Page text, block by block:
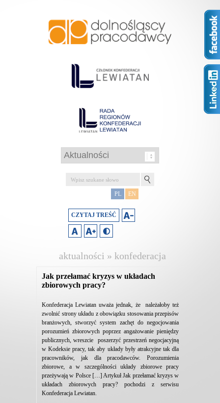
PL EN
CZYTAJ TREŚĆ
aktualności » konfederacja
Jak przełamać kryzys w układach
zbiorowych pracy?
Konfederacja Lewiatan uważa jednak, że należałoby też
zwolnić strony układu z obowiązku stosowania przepisów
branżowych, stworzyć system zachęt do negocjowania
porozumień zbiorowych poprzez angażowanie pieniędzy
publicznych, wreszcie poszerzyć przestrzeń negocjacyjną
w Kodeksie pracy, tak aby układy były atrakcyjne tak dla
pracowników, jak dla pracodawców. Porozumienia
zbiorowe, a w szczególności układy zbiorowe pracy
przeżywają w Polsce […] Artykuł Jak przełamać kryzys w
układach zbiorowych pracy? pochodzi z serwisu
Konfederacja Lewiatan.